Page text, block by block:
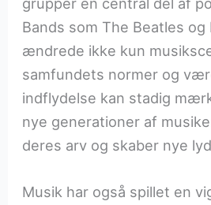
Bands som The Beatles og
ændrede ikke kun
samfundets normer og
indflydelse kan stadig
nye generationer af
deres arv og skaber nye
Musik har også spillet en